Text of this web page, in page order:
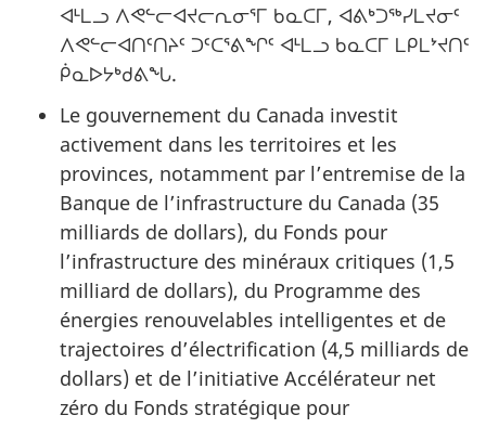
ᐊᒻᒪᓗ ᐱᕙᓪᓕᐊᔪᓕᕆᓂᕐᒥ ᑲᓇᑕᒥ, ᐊᕕᒃᑐᖅᓯᒪᔪᓂᑦ
ᐱᕙᓪᓕᐊᑎᑦᑎᔨᑦ ᑐᑦᑕᕐᕕᖏᑦ ᐊᒻᒪᓗ ᑲᓇᑕᒥ ᒪᑭᒪᔾᔪᑎᑦ
ᑮᓇᐅᔭᒃᑯᕕᖓ.
Le gouvernement du Canada investit
activement dans les territoires et les
provinces, notamment par l’entremise de la
Banque de l’infrastructure du Canada (35
milliards de dollars), du Fonds pour
l’infrastructure des minéraux critiques (1,5
milliard de dollars), du Programme des
énergies renouvelables intelligentes et de
trajectoires d’électrification (4,5 milliards de
dollars) et de l’initiative Accélérateur net
zéro du Fonds stratégique pour